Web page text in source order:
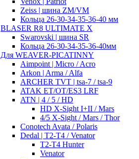
Zeiss | шина ZM/VM
Кольца 26-30-34-35-36-40 мм
BLASER R8 ULTIMATE X
Swarovski | шина SR
Кольца 26-30-34-35-36-40мм
Для WEAVER-PICATINNY
Aimpoint | Micro / Acro
Arkon | Arma / Alfa
ARCHER TVT | tsa-7 / tsa-9
ATAK ET/OT/ES3 LRF
ATN | 4 / 5 / HD
HD X-Sight I+II / Mars
4/5 X-Sight / Mars / Thor
Conotech Avata / Polaris
Dedal | T2-T4 / Venator
T2-T4 Hunter
Venator